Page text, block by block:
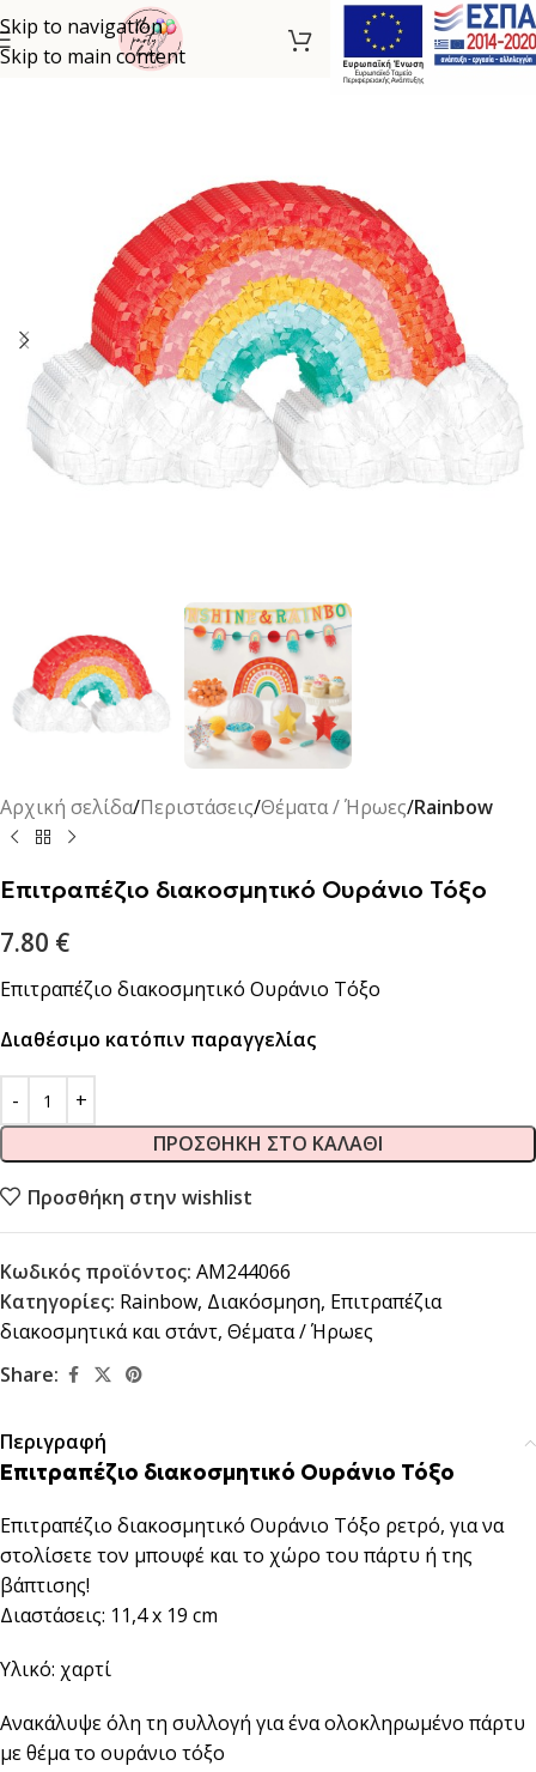
Skip to navigation
Skip to main content
Αρχική σελίδα Περιστάσεις Θέματα / Ήρωες Rainbow
Επιτραπέζιο διακοσμητικό Ουράνιο Τόξο
7.80 €
Επιτραπέζιο διακοσμητικό Ουράνιο Τόξο
Διαθέσιμο κατόπιν παραγγελίας
ΠΡΟΣΘΉΚΗ ΣΤΟ ΚΑΛΆΘΙ
Προσθήκη στην wishlist
Κωδικός προϊόντος: AM244066
Κατηγορίες: Rainbow, Διακόσμηση, Επιτραπέζια
διακοσμητικά και στάντ, Θέματα / Ήρωες
Share:
Περιγραφή
Επιτραπέζιο διακοσμητικό Ουράνιο Τόξο
Επιτραπέζιο διακοσμητικό Ουράνιο Τόξο ρετρό, για να
στολίσετε τον μπουφέ και το χώρο του πάρτυ ή της
βάπτισης!
Διαστάσεις: 11,4 x 19 cm
Υλικό: χαρτί
Ανακάλυψε όλη τη συλλογή για ένα ολοκληρωμένο πάρτυ
με θέμα το ουράνιο τόξο